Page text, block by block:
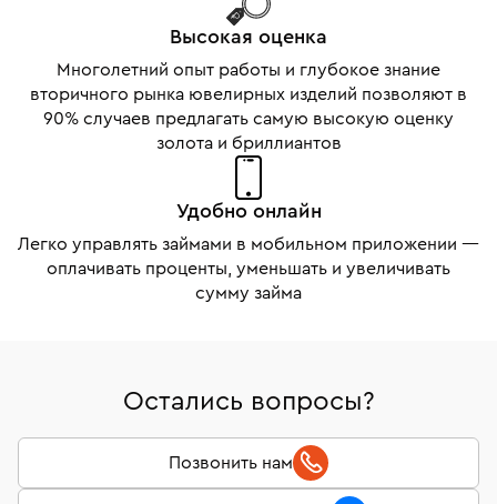
Высокая оценка
Многолетний опыт работы и глубокое знание
вторичного рынка ювелирных изделий позволяют в
90% случаев предлагать самую высокую оценку
золота и бриллиантов
Удобно онлайн
Легко управлять займами в мобильном приложении —
оплачивать проценты, уменьшать и увеличивать
сумму займа
Остались вопросы?
Позвонить нам